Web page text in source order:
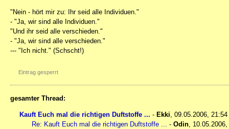
"Nein - hört mir zu: Ihr seid alle Individuen."
- "Ja, wir sind alle Individuen."
"Und ihr seid alle verschieden."
- "Ja, wir sind alle verschieden."
--- "Ich nicht." (Schscht!)
Eintrag gesperrt
gesamter Thread:
Kauft Euch mal die richtigen Duftstoffe ... - Ekki, 09.05.2006, 21:54
Re: Kauft Euch mal die richtigen Duftstoffe ... - Odin,